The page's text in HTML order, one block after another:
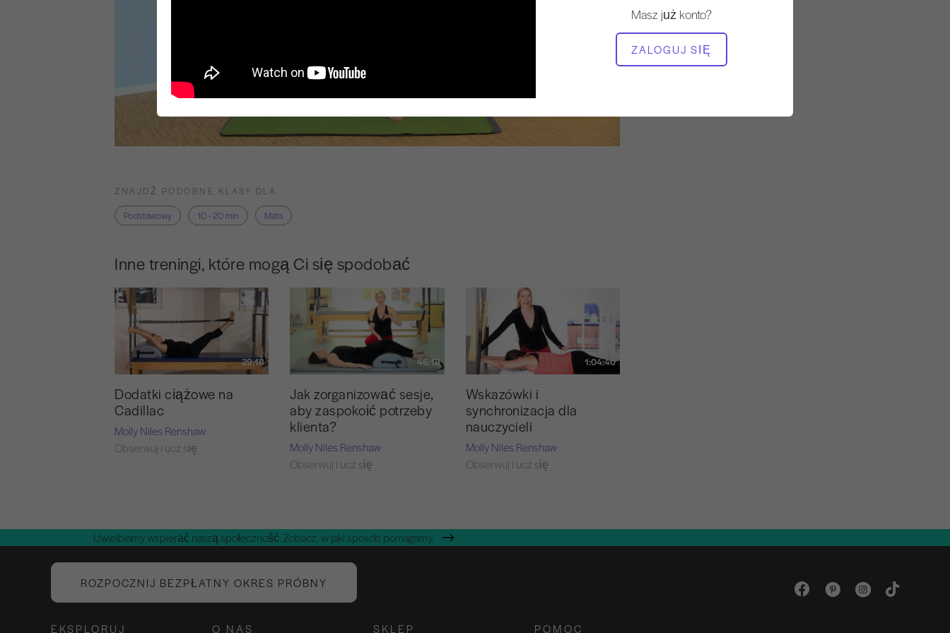
Masz już konto?
ZALOGUJ SIĘ
Mata
ZNAJDŹ PODOBNE KLASY DLA
Podstawowy
10 - 20 min Mata
Inne treningi, które mogą Ci się spodobać
29:18
Dodatki ciążowe na
Cadillac
Molly Niles Renshaw
Obserwuj i ucz się
46:18
Jak zorganizować sesje,
aby zaspokoić potrzeby
klienta?
Molly Niles Renshaw
Obserwuj i ucz się
1:04:40
Wskazówki i
synchronizacja dla
nauczycieli
Molly Niles Renshaw
Obserwuj i ucz się
Uwielbiamy wspierać naszą społeczność. Zobacz, w jaki sposób pomagamy.
ROZPOCZNIJ BEZPŁATNY OKRES PRÓBNY
EKSPLORUJ O NAS SKLEP POMOC